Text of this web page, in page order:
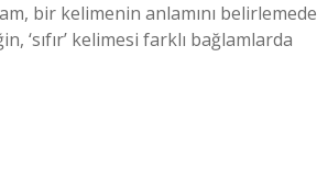
bir kelimenin anlamını belirlemede
kelimesi farklı bağlamlarda